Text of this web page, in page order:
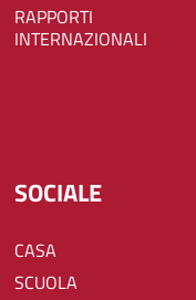
RAPPORTI
INTERNAZIONALI
SOCIALE
CASA
SCUOLA